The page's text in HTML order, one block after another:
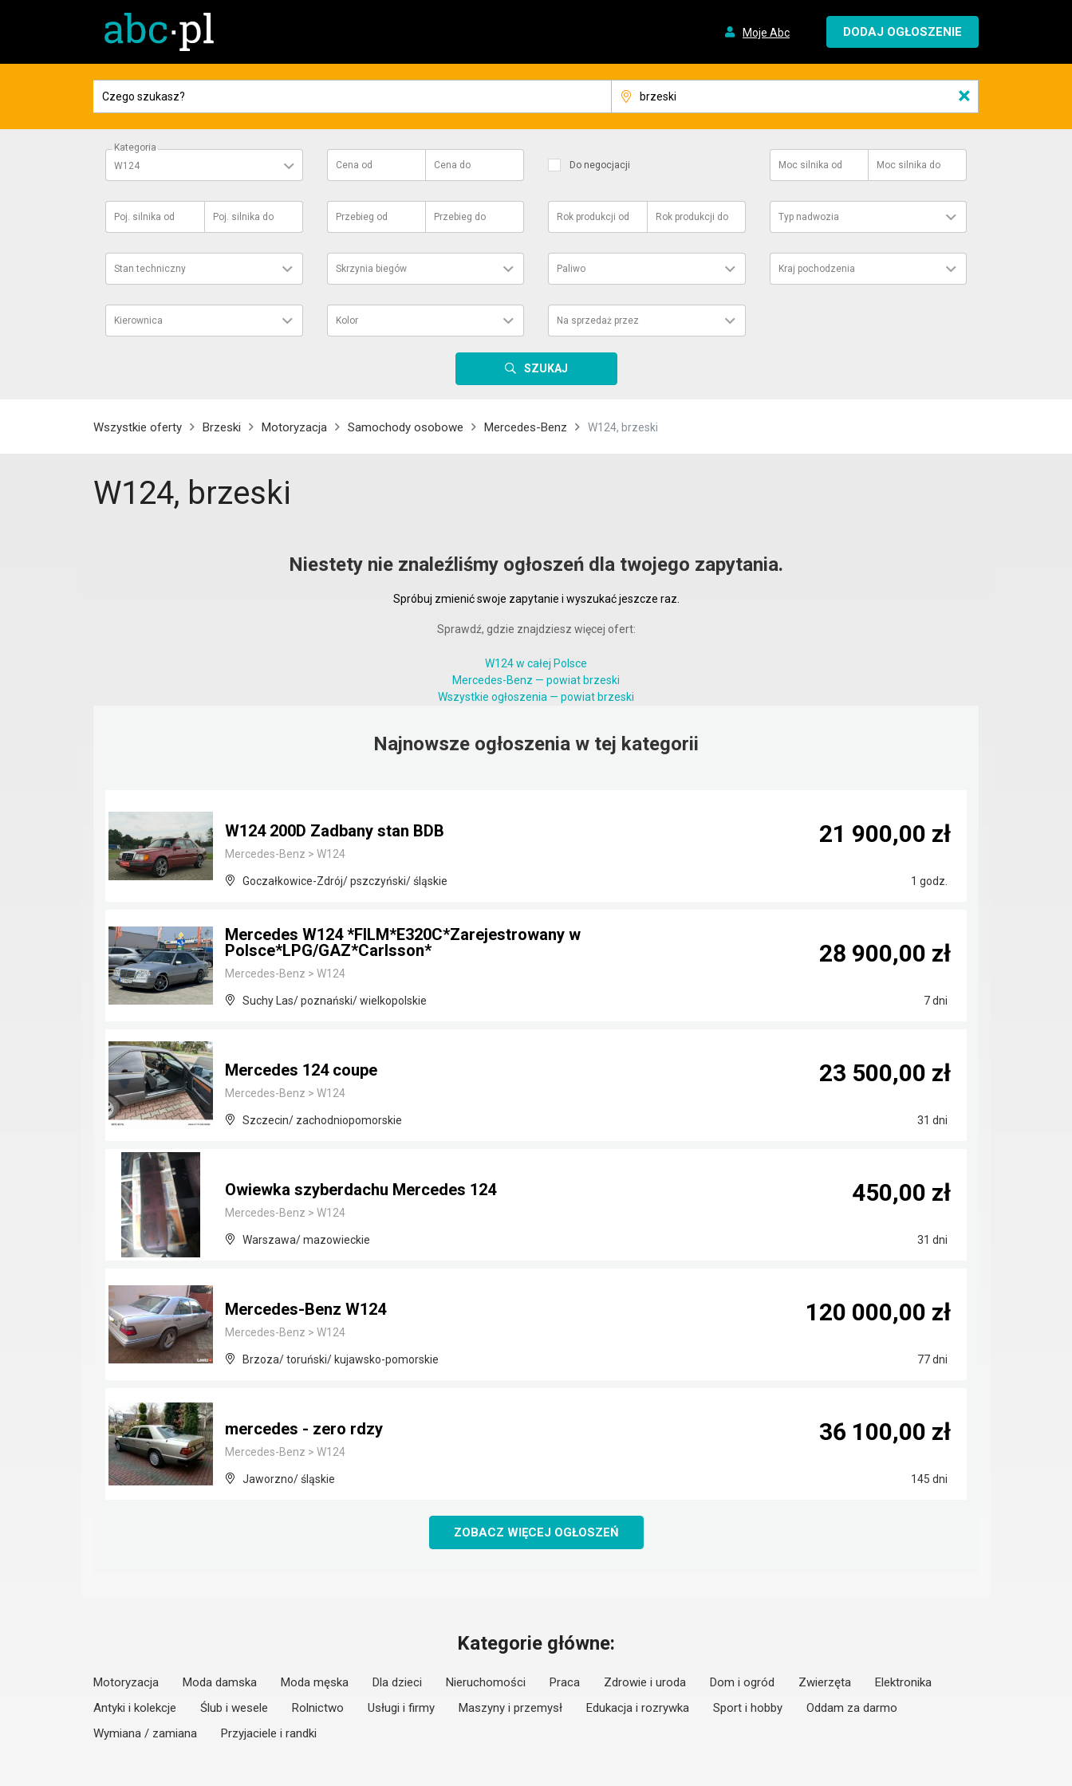
Moje Abc DODAJ OGŁOSZENIE
×
Kategoria
W124
Cena od Cena do Do negocjacji Moc silnika od Moc silnika do
Poj. silnika od Poj. silnika do Przebieg od Przebieg do Rok produkcji od Rok produkcji do Typ nadwozia
Stan techniczny Skrzynia biegów Paliwo Kraj pochodzenia
Kierownica Kolor Na sprzedaż przez
SZUKAJ
Wszystkie oferty Brzeski Motoryzacja Samochody osobowe Mercedes-Benz W124, brzeski
W124, brzeski
Niestety nie znaleźliśmy ogłoszeń dla twojego zapytania.
Spróbuj zmienić swoje zapytanie i wyszukać jeszcze raz.
Sprawdź, gdzie znajdziesz więcej ofert:
W124 w całej Polsce
Mercedes-Benz — powiat brzeski
Wszystkie ogłoszenia — powiat brzeski
Najnowsze ogłoszenia w tej kategorii
W124 200D Zadbany stan BDB
Mercedes-Benz > W124
Goczałkowice-Zdrój/ pszczyński/ śląskie 1 godz.
21 900,00 zł
Mercedes W124 *FILM*E320C*Zarejestrowany w
Polsce*LPG/GAZ*Carlsson*
Mercedes-Benz > W124
Suchy Las/ poznański/ wielkopolskie 7 dni
28 900,00 zł
Mercedes 124 coupe
Mercedes-Benz > W124
Szczecin/ zachodniopomorskie 31 dni
23 500,00 zł
Owiewka szyberdachu Mercedes 124
Mercedes-Benz > W124
Warszawa/ mazowieckie 31 dni
450,00 zł
Mercedes-Benz W124
Mercedes-Benz > W124
Brzoza/ toruński/ kujawsko-pomorskie 77 dni
120 000,00 zł
mercedes - zero rdzy
Mercedes-Benz > W124
Jaworzno/ śląskie 145 dni
36 100,00 zł
ZOBACZ WIĘCEJ OGŁOSZEŃ
Kategorie główne:
Motoryzacja Moda damska Moda męska Dla dzieci Nieruchomości Praca Zdrowie i uroda Dom i ogród Zwierzęta
Elektronika
Antyki i kolekcje
Ślub i wesele Rolnictwo Usługi i firmy Maszyny i przemysł Edukacja i rozrywka Sport i hobby
Oddam za darmo
Wymiana / zamiana
Przyjaciele i randki